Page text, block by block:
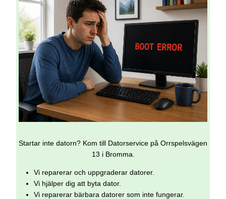
Startar inte datorn? Kom till Datorservice på Orrspelsvägen
13 i Bromma.
Vi reparerar och uppgraderar datorer.
Vi hjälper dig att byta dator.
Vi reparerar bärbara datorer som inte fungerar.